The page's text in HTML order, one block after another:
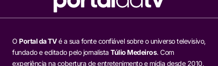
O Portal da TVé a sua fonte confiável sobre o universo televisivo,
fundado e editado pelo jornalista Túlio Medeiros. Com
experiência na cobertura de entretenimento e mídia desde 2010,